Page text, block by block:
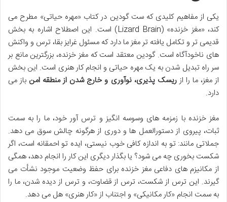
یکی از مفاهیم کلیدی که ست گودین در کتاب «مهره حیاتی» مطرح می
کند، «مغز خزنده» (Lizard Brain) است. این اصطلاح اشاره به بخش
قدیمی تر و تکامل یافته تر مغز ما دارد که مسئول غرایز بقا، ترس و واکنش
های ناخودآگاه است. گودین معتقد است که مغز خزنده، بزرگترین مانع بر
سر راه تبدیل شدن به یک مهره حیاتی و انجام کار هنری است. این بخش
از مغز، ما را ازریسک پذیری، نوآوری و خارج شدن از منطقه امن باز می
دارد.
مغز خزنده با زمزمه های وسوسه انگیز و ترس آور خود، ما را به سمت
ثبات، پیروی از دستورالعمل ها و دوری از هرگونه چالش سوق می دهد.
جملاتی مانند: تو به اندازه کافی خوب نیستی، ایده تو احمقانه است، اگر
شکست بخوری چه می شود؟ یا بگذار دیگری این کار را انجام دهد، همگی
از مکانیزم های دفاعی مغز خزنده برای حفظ وضعیت موجود نشأت می
گیرند. این ترس از شکست، ترس از قضاوت، و ترس از دیده شدن، ما را
به سمت انجام «کار مکانیکی» و اجتناب از «کار هنری» هل می دهد.